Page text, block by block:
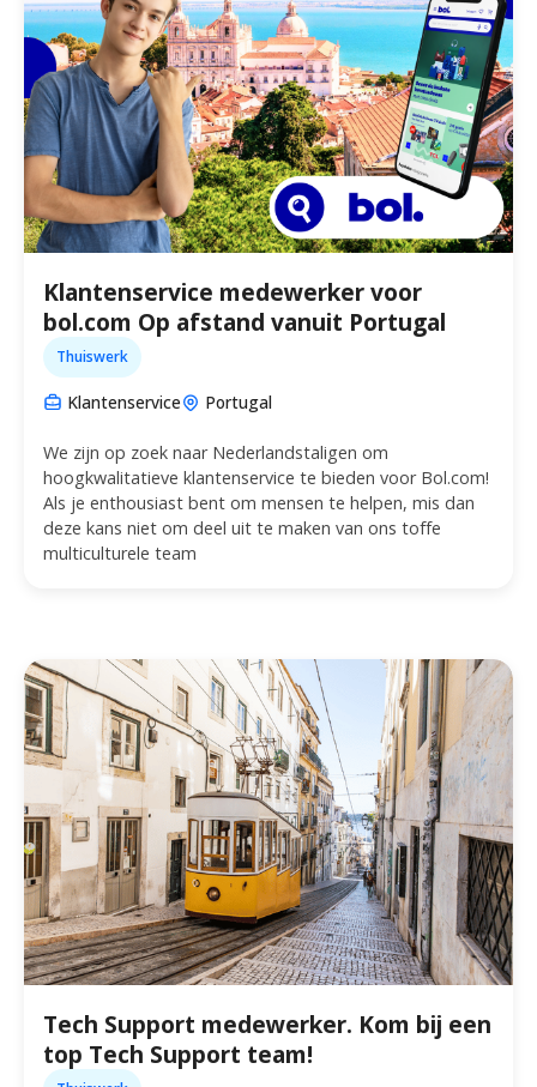
Klantenservice medewerker voor
bol.com Op afstand vanuit Portugal
Thuiswerk
Klantenservice Portugal
We zijn op zoek naar Nederlandstaligen om
hoogkwalitatieve klantenservice te bieden voor Bol.com!
Als je enthousiast bent om mensen te helpen, mis dan
deze kans niet om deel uit te maken van ons toffe
multiculturele team
Tech Support medewerker. Kom bij een
top Tech Support team!